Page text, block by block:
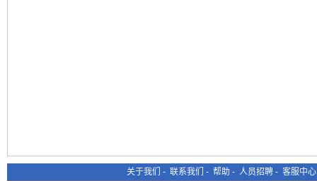
关于我们 - 联系我们 - 帮助 - 人员招聘 - 客服中心